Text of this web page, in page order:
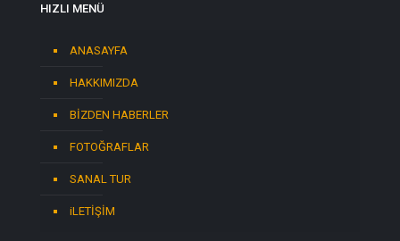
HIZLI MENÜ
ANASAYFA
HAKKIMIZDA
BİZDEN HABERLER
FOTOĞRAFLAR
SANAL TUR
iLETİŞİM